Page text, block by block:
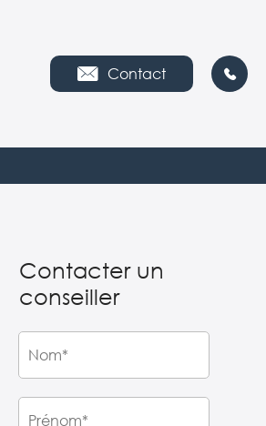
Contact
Contacter un
conseiller